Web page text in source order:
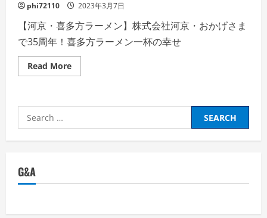
phi72110 2023年3月7日
【河京・喜多方ラーメン】株式会社河京・おかげさま
で35周年！喜多方ラーメン一杯の幸せ
Read MoreRead
more
喜
ラ
ー
会
お
Search
for:
G&A